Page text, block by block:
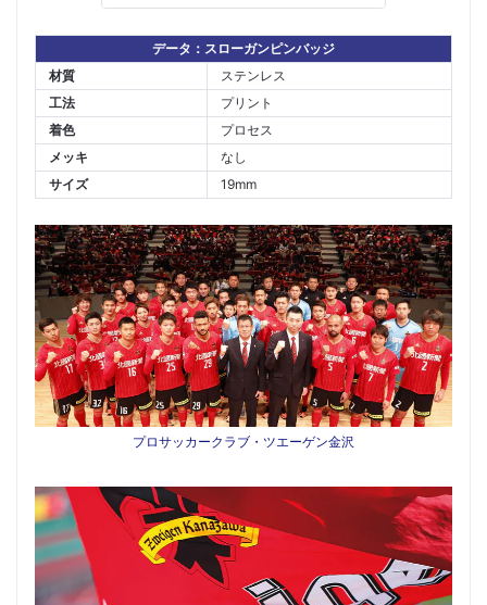
データ：スローガンピンバッジ
材質
ステンレス
工法
プリント
着色
プロセス
メッキ
なし
サイズ
19mm
プロサッカークラブ・ツエーゲン金沢